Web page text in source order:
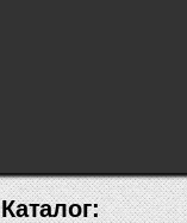
Каталог: